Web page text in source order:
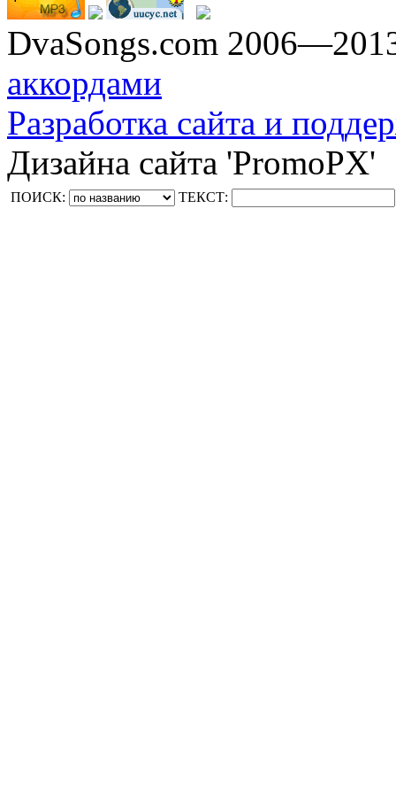
DvaSongs.com
аккордами
Разработка сайта и
Дизайна сайта 'PromoPX'
ПОИСК: ТЕКСТ: